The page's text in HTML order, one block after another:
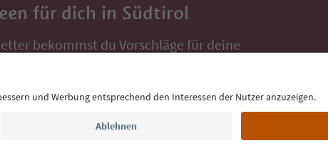
für dich in Südtirol
bekommst du Vorschläge für deine